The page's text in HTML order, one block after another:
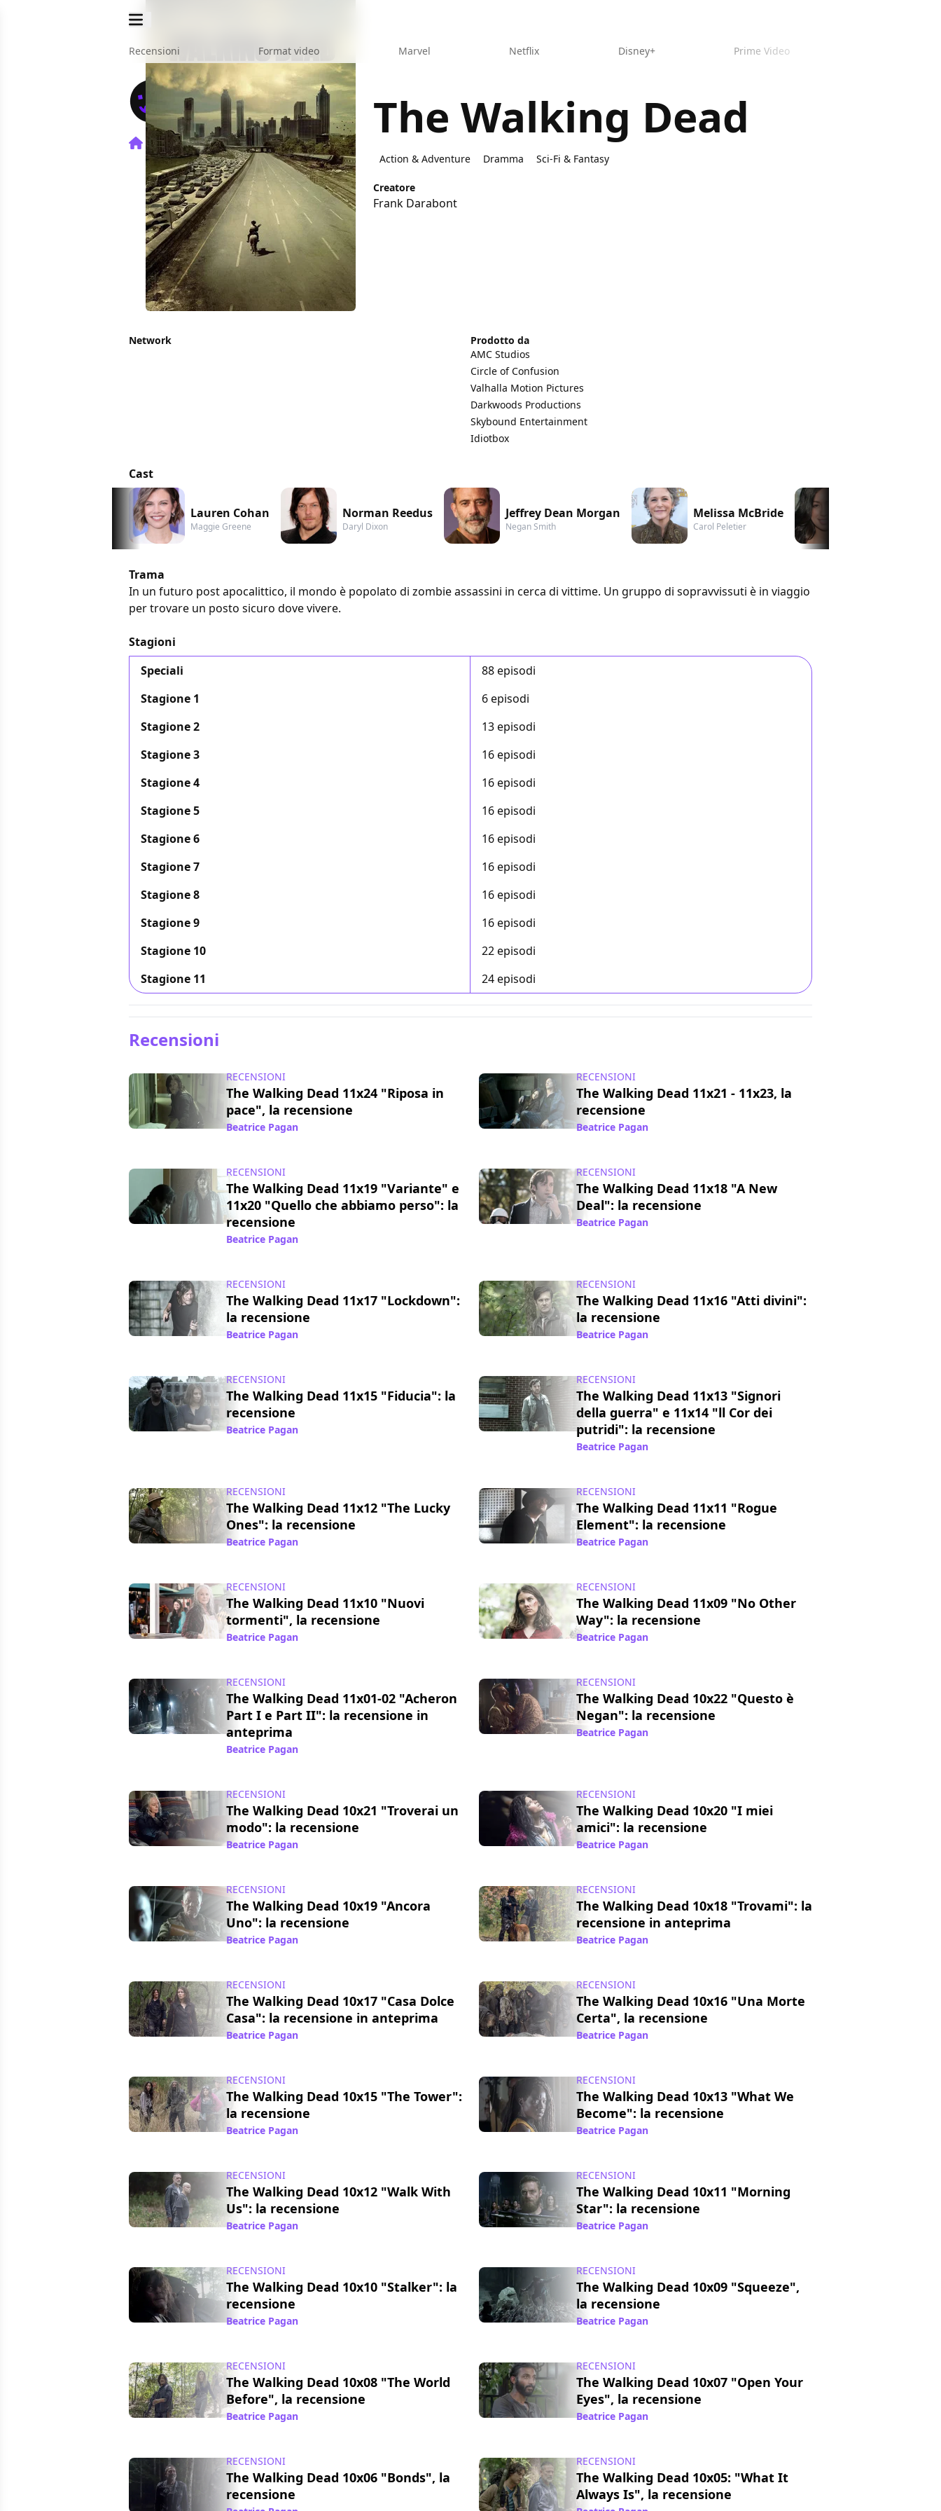
Recensioni Format video Marvel Netflix Disney+ Prime Video
Home TV The Walking Dead The Walking Dead
Action & Adventure Dramma Sci-Fi & Fantasy
Creatore
Frank Darabont
Network
Prodotto da
AMC Studios
Circle of Confusion
Valhalla Motion Pictures
Darkwoods Productions
Skybound Entertainment
Idiotbox
Cast
Lauren Cohan
Maggie Greene
Norman Reedus
Daryl Dixon
Jeffrey Dean Morgan
Negan Smith
Melissa McBride
Carol Peletier
Trama
In un futuro post apocalittico, il mondo è popolato di zombie assassini in cerca di vittime. Un gruppo di sopravvissuti è in viaggio
per trovare un posto sicuro dove vivere.
Stagioni
Speciali
88 episodi
Stagione 1
6 episodi
Stagione 2
13 episodi
Stagione 3
16 episodi
Stagione 4
16 episodi
Stagione 5
16 episodi
Stagione 6
16 episodi
Stagione 7
16 episodi
Stagione 8
16 episodi
Stagione 9
16 episodi
Stagione 10
22 episodi
Stagione 11
24 episodi
Recensioni
RECENSIONI
The Walking Dead 11x24 "Riposa in
pace", la recensione
Beatrice Pagan
RECENSIONI
The Walking Dead 11x21 - 11x23, la
recensione
Beatrice Pagan
RECENSIONI
The Walking Dead 11x19 "Variante" e
11x20 "Quello che abbiamo perso": la
recensione
Beatrice Pagan
RECENSIONI
The Walking Dead 11x18 "A New
Deal": la recensione
Beatrice Pagan
RECENSIONI
The Walking Dead 11x17 "Lockdown":
la recensione
Beatrice Pagan
RECENSIONI
The Walking Dead 11x16 "Atti divini":
la recensione
Beatrice Pagan
RECENSIONI
The Walking Dead 11x15 "Fiducia": la
recensione
Beatrice Pagan
RECENSIONI
The Walking Dead 11x13 "Signori
della guerra" e 11x14 "ll Cor dei
putridi": la recensione
Beatrice Pagan
RECENSIONI
The Walking Dead 11x12 "The Lucky
Ones": la recensione
Beatrice Pagan
RECENSIONI
The Walking Dead 11x11 "Rogue
Element": la recensione
Beatrice Pagan
RECENSIONI
The Walking Dead 11x10 "Nuovi
tormenti", la recensione
Beatrice Pagan
RECENSIONI
The Walking Dead 11x09 "No Other
Way": la recensione
Beatrice Pagan
RECENSIONI
The Walking Dead 11x01-02 "Acheron
Part I e Part II": la recensione in
anteprima
Beatrice Pagan
RECENSIONI
The Walking Dead 10x22 "Questo è
Negan": la recensione
Beatrice Pagan
RECENSIONI
The Walking Dead 10x21 "Troverai un
modo": la recensione
Beatrice Pagan
RECENSIONI
The Walking Dead 10x20 "I miei
amici": la recensione
Beatrice Pagan
RECENSIONI
The Walking Dead 10x19 "Ancora
Uno": la recensione
Beatrice Pagan
RECENSIONI
The Walking Dead 10x18 "Trovami": la
recensione in anteprima
Beatrice Pagan
RECENSIONI
The Walking Dead 10x17 "Casa Dolce
Casa": la recensione in anteprima
Beatrice Pagan
RECENSIONI
The Walking Dead 10x16 "Una Morte
Certa", la recensione
Beatrice Pagan
RECENSIONI
The Walking Dead 10x15 "The Tower":
la recensione
Beatrice Pagan
RECENSIONI
The Walking Dead 10x13 "What We
Become": la recensione
Beatrice Pagan
RECENSIONI
The Walking Dead 10x12 "Walk With
Us": la recensione
Beatrice Pagan
RECENSIONI
The Walking Dead 10x11 "Morning
Star": la recensione
Beatrice Pagan
RECENSIONI
The Walking Dead 10x10 "Stalker": la
recensione
Beatrice Pagan
RECENSIONI
The Walking Dead 10x09 "Squeeze",
la recensione
Beatrice Pagan
RECENSIONI
The Walking Dead 10x08 "The World
Before", la recensione
Beatrice Pagan
RECENSIONI
The Walking Dead 10x07 "Open Your
Eyes", la recensione
Beatrice Pagan
RECENSIONI
The Walking Dead 10x06 "Bonds", la
recensione
RECENSIONI
The Walking Dead 10x05: "What It
Always Is", la recensione